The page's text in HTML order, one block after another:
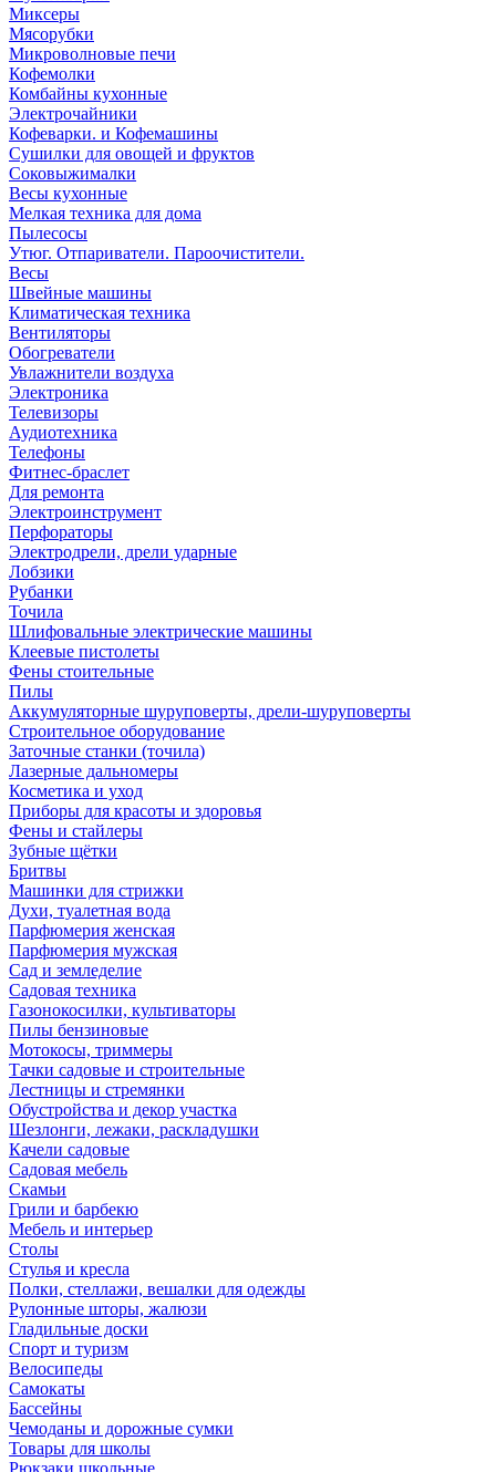
Миксеры
Мясорубки
Микроволновые печи
Кофемолки
Комбайны кухонные
Электрочайники
Кофеварки. и Кофемашины
Сушилки для овощей и фруктов
Соковыжималки
Весы кухонные
Мелкая техника для дома
Пылесосы
Утюг. Отпариватели. Пароочистители.
Весы
Швейные машины
Климатическая техника
Вентиляторы
Обогреватели
Увлажнители воздуха
Электроника
Телевизоры
Аудиотехника
Телефоны
Фитнес-браслет
Для ремонта
Электроинструмент
Перфораторы
Электродрели, дрели ударные
Лобзики
Рубанки
Точила
Шлифовальные электрические машины
Клеевые пистолеты
Фены стоительные
Пилы
Аккумуляторные шуруповерты, дрели-шуруповерты
Строительное оборудование
Заточные станки (точила)
Лазерные дальномеры
Косметика и уход
Приборы для красоты и здоровья
Фены и стайлеры
Зубные щётки
Бритвы
Машинки для стрижки
Духи, туалетная вода
Парфюмерия женская
Парфюмерия мужская
Сад и земледелие
Садовая техника
Газонокосилки, культиваторы
Пилы бензиновые
Мотокосы, триммеры
Тачки садовые и строительные
Лестницы и стремянки
Обустройства и декор участка
Шезлонги, лежаки, раскладушки
Качели садовые
Садовая мебель
Скамьи
Грили и барбекю
Мебель и интерьер
Столы
Стулья и кресла
Полки, стеллажи, вешалки для одежды
Рулонные шторы, жалюзи
Гладильные доски
Спорт и туризм
Велосипеды
Самокаты
Бассейны
Чемоданы и дорожные сумки
Товары для школы
Рюкзаки школьные